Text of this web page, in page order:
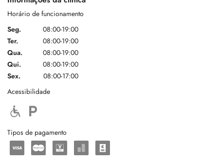
Horário de funcionamento
Seg.
08:00-19:00
Ter.
08:00-19:00
Qua.
08:00-19:00
Qui.
08:00-19:00
Sex.
08:00-17:00
Acessibilidade
Tipos de pagamento